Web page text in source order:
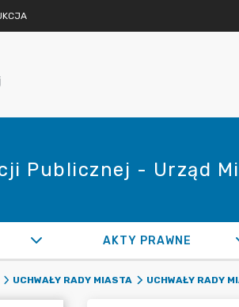
Publicznej - Urząd
AKTY PRAWNE
UCHWAŁY RADY MIASTA UCHWAŁY RADY